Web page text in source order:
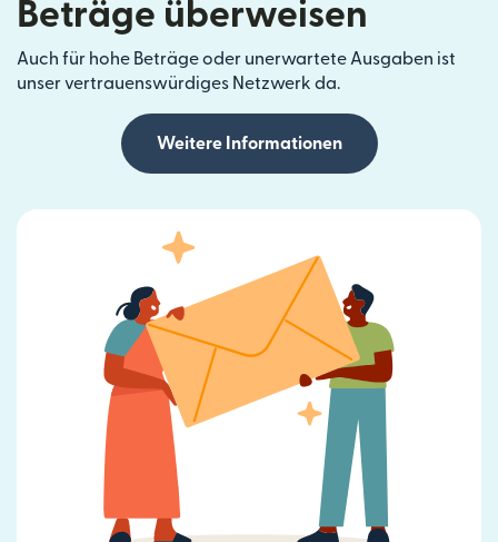
Beträge überweisen
Auch für hohe Beträge oder unerwartete Ausgaben ist
unser vertrauenswürdiges Netzwerk da.
Weitere Informationen